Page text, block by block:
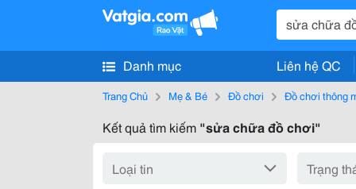
Danh mục Liên hệ QC
Trang Chủ Mẹ & Bé Đồ chơi Đồ chơi thông
Kết quả tìm kiếm "sửa chữa đồ chơi"